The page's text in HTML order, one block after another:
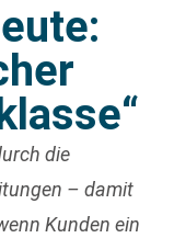
die
– damit
Kunden ein